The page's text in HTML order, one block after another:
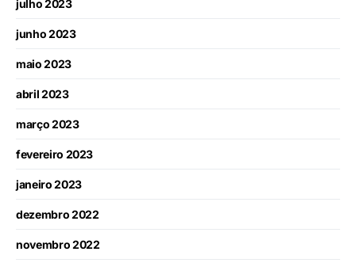
julho 2023
junho 2023
maio 2023
abril 2023
março 2023
fevereiro 2023
janeiro 2023
dezembro 2022
novembro 2022